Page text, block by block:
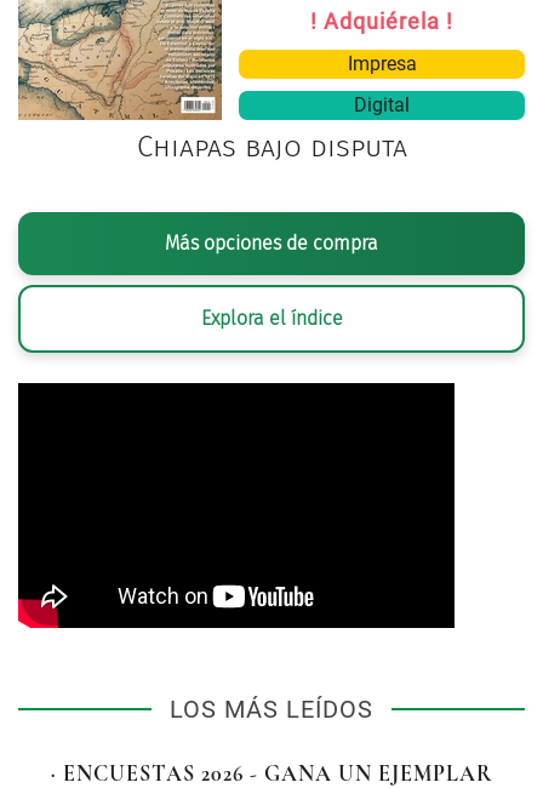
! Adquiérela !
Impresa
Digital
Chiapas bajo disputa
Más opciones de compra
Explora el índice
LOS MÁS LEÍDOS
· ENCUESTAS 2026 - GANA UN EJEMPLAR